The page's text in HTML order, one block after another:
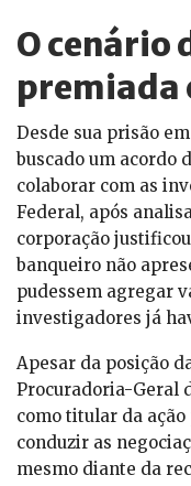
O cenário
premiada
Desde sua prisão
buscado um acordo
colaborar com as
Federal, após
corporação
banqueiro não
pudessem agregar
investigadores já
Apesar da posição
Procuradoria-Geral
como titular da
conduzir as
mesmo diante da